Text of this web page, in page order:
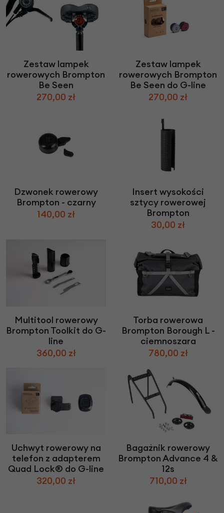
Zestaw lampek
rowerowych Brompton
Be Seen
270,00 zł
Zestaw lampek
rowerowych Brompton
Be Seen do G-line
270,00 zł
Dzwonek rowerowy
Brompton - czarny
140,00 zł
Insert wysokości
sztycy rowerowej
Brompton
30,00 zł
Multitool rowerowy
Brompton Toolkit do G-
line
360,00 zł
Torba rowerowa
Brompton Borough L -
ciemnoszara
780,00 zł
Uchwyt rowerowy na
telefon z adapterem
Quad Lock® do G-line
320,00 zł
Bagażnik rowerowy
Brompton Advance 4 &
12s
710,00 zł